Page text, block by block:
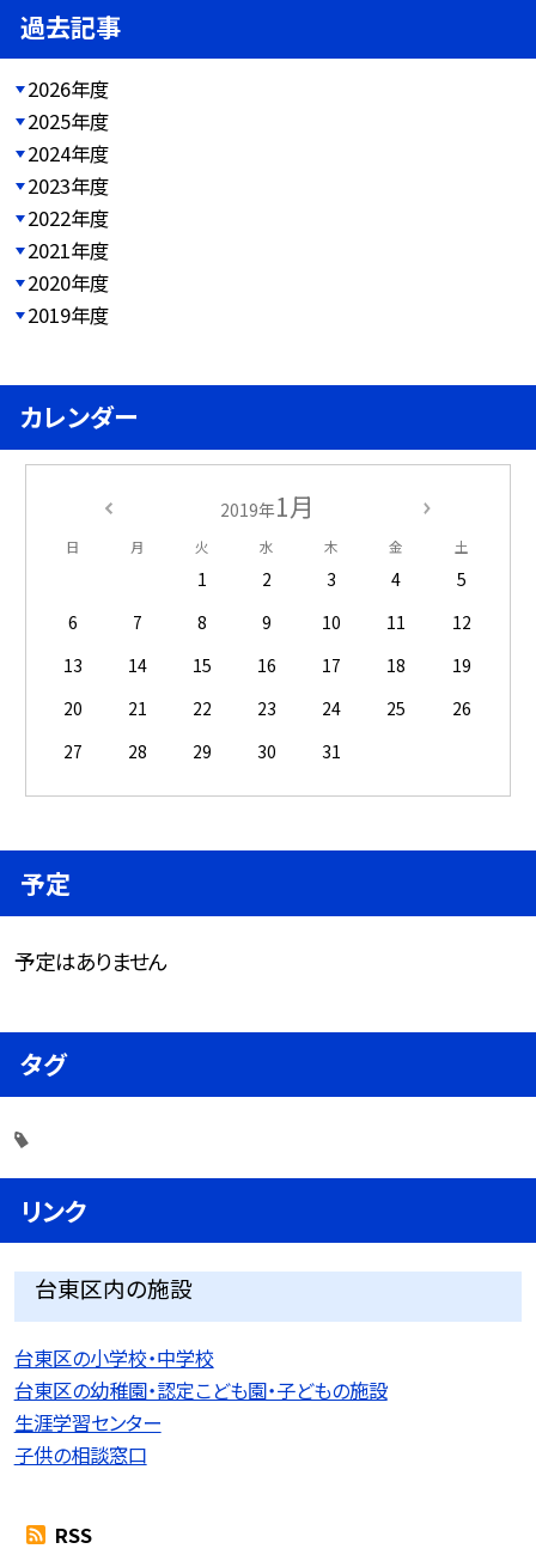
過去記事
2026年度
2025年度
2024年度
2023年度
2022年度
2021年度
2020年度
2019年度
カレンダー
2019年1月
日 月 火 水 木 金 土
1 2 3 4
5
6
7 8 9 10 11
12
13
14 15 16 17 18
19
20
21 22 23 24 25
26
27
28 29 30 31
予定
予定はありません
タグ
リンク
台東区内の施設
台東区の小学校・中学校
台東区の幼稚園・認定こども園・子どもの施設
生涯学習センター
子供の相談窓口
RSS